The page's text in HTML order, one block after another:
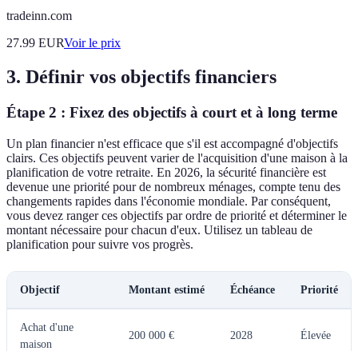
tradeinn.com
27.99 EURVoir le prix
3. Définir vos objectifs financiers
Étape 2 : Fixez des objectifs à court et à long terme
Un plan financier n'est efficace que s'il est accompagné d'objectifs
clairs. Ces objectifs peuvent varier de l'acquisition d'une maison à la
planification de votre retraite. En 2026, la sécurité financière est
devenue une priorité pour de nombreux ménages, compte tenu des
changements rapides dans l'économie mondiale. Par conséquent,
vous devez ranger ces objectifs par ordre de priorité et déterminer le
montant nécessaire pour chacun d'eux. Utilisez un tableau de
planification pour suivre vos progrès.
Objectif Montant estimé Échéance Priorité
Achat d'une
maison
200 000 € 2028 Élevée